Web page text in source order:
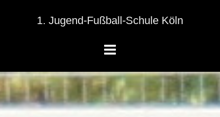
1. Jugend-Fußball-Schule Köln